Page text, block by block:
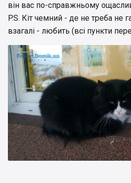
він вас по-справжньому
P.S. Кіт чемний - де не треба не
взагалі - любить (всі пункти